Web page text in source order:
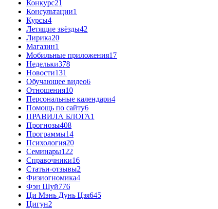
Конкурс21
Консультации1
Курсы4
Летящие звёзды42
Лирика20
Магазин1
Мобильные приложения17
Недельки378
Новости131
Обучающее видео6
Отношения10
Персональные календари4
Помощь по сайту6
ПРАВИЛА БЛОГА1
Прогнозы408
Программы14
Психология20
Семинары122
Справочники16
Статьи-отзывы2
Физиогномика4
Фэн Шуй776
Ци Мэнь Дунь Цзя645
Цигун2